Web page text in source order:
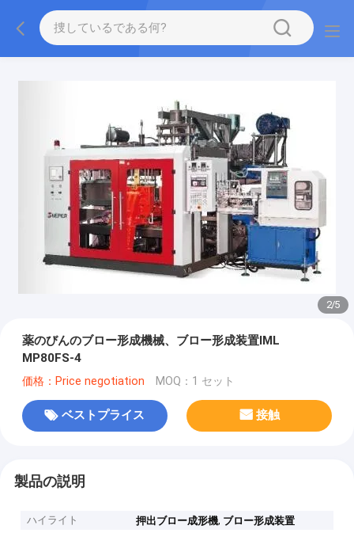
2/5
薬のびんのブロー形成機械、ブロー形成装置IML
MP80FS-4
価格：Price negotiation MOQ：1 セット
ベストプライス 接触
製品の説明
ハイライト 押出ブロー成形機, ブロー形成装置